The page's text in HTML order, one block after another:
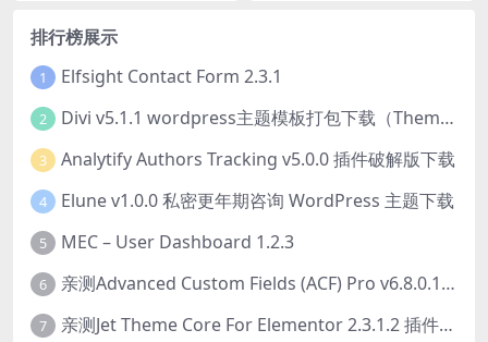
排行榜展示
1 Elfsight Contact Form 2.3.1
2 Divi v5.1.1 wordpress主题模板打包下载（Theme + Builder+ Extra Theme + Templates + Layouts + PSD）
3 Analytify Authors Tracking v5.0.0 插件破解版下载
4 Elune v1.0.0 私密更年期咨询 WordPress 主题下载
5 MEC – User Dashboard 1.2.3
6 亲测Advanced Custom Fields (ACF) Pro v6.8.0.1 + Advanced Custom Fields: Extended PRO v0.9.2.3 | 网站开发自定义字段插件下载
7 亲测Jet Theme Core For Elementor 2.3.1.2 插件下载